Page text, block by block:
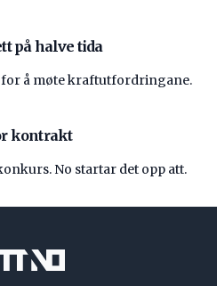
på halve tida
å møte kraftutfordringane.
kontrakt
No startar det opp att.